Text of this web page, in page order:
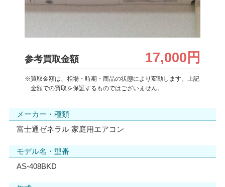
参考買取金額 17,000円
※買取金額は、相場・時期・商品の状態により変動します。上記
金額での買取を保証するものではございません。
メーカー・種類
富士通ゼネラル 家庭用エアコン
モデル名・型番
AS-408BKD